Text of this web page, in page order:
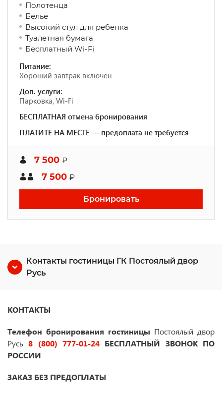
Полотенца
Белье
Высокий стул для ребенка
Туалетная бумага
Бесплатный Wi-Fi
Питание:
Хороший завтрак включен
Доп. услуги:
Парковка, Wi-Fi
БЕСПЛАТНАЯ отмена бронирования
ПЛАТИТЕ НА МЕСТЕ — предоплата не требуется
7 500 ₽
7 500 ₽
Бронировать
Контакты гостиницы ГК Постоялый двор
Русь
КОНТАКТЫ
Телефон бронирования гостиницы Постоялый двор
Русь8 (800) 777-01-24 БЕСПЛАТНЫЙ ЗВОНОК ПО
РОССИИ
ЗАКАЗ БЕЗ ПРЕДОПЛАТЫ